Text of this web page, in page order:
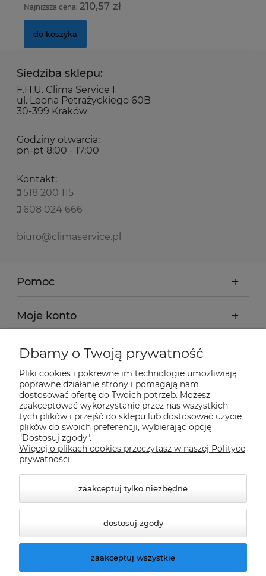
Najniższa cena: 210,57 zł
do koszyka
do koszyka
Siedziba sklepu:
F.H.U. Clima Service I
ul. Leona Petrażyckiego 60B
30-399 Kraków
Godziny otwarcia:
pn-pt 8:00 - 17:00
Kontakt:
518 200 115
608 024 666
biuro@climaservice.pl
Pomoc
Moje konto
Płatności i dostawa
Informacje
O nas
Nasze sklepy Allegro
Dbamy o Twoją prywatność
Pliki cookies i pokrewne im technologie umożliwiają
poprawne działanie strony i pomagają nam
dostosować ofertę do Twoich potrzeb. Możesz
zaakceptować wykorzystanie przez nas wszystkich
tych plików i przejść do sklepu lub dostosować użycie
plików do swoich preferencji, wybierając opcję
"Dostosuj zgody".
Więcej o plikach cookies przeczytasz w naszej Polityce
prywatności.
zaakceptuj tylko niezbędne
dostosuj zgody
zaakceptuj wszystkie